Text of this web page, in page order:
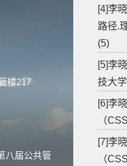
楼217
八届公共管
[4]李
路径.
(5)
[5]李
技大
[6]李
（
[7]李
（